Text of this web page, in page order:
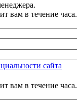
вам в течение часа.
сайта
вам в течение часа.